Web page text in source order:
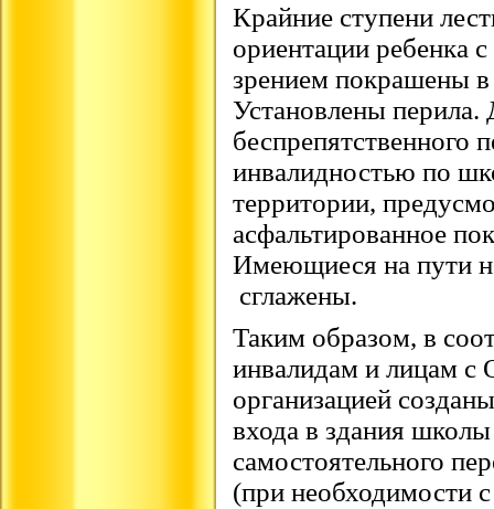
Крайние ступени
ориентации ребенка
зрением покрашены в
Установлены перила.
беспрепятственного
инвалидностью по
территории,
асфальтированное
Имеющиеся на пути
сглажены.
Таким образом, в
инвалидам и лицам с
организацией
входа в здания
самостоятельного
(при необходимости